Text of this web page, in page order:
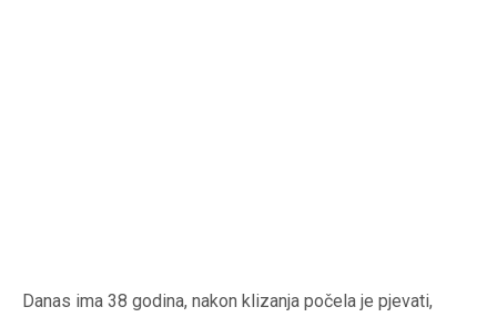
Danas ima 38 godina, nakon klizanja počela je pjevati,